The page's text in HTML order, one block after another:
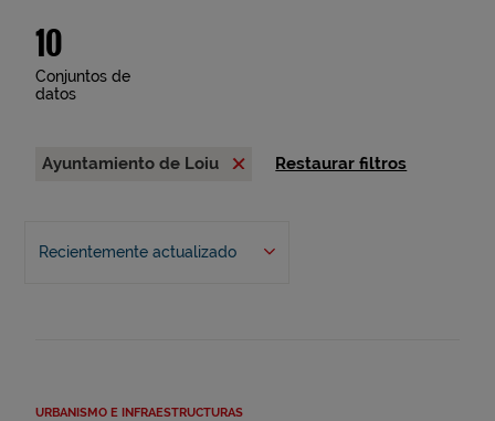
10
Conjuntos de
datos
Ayuntamiento de Loiu Restaurar filtros
Recientemente actualizado
URBANISMO E INFRAESTRUCTURAS